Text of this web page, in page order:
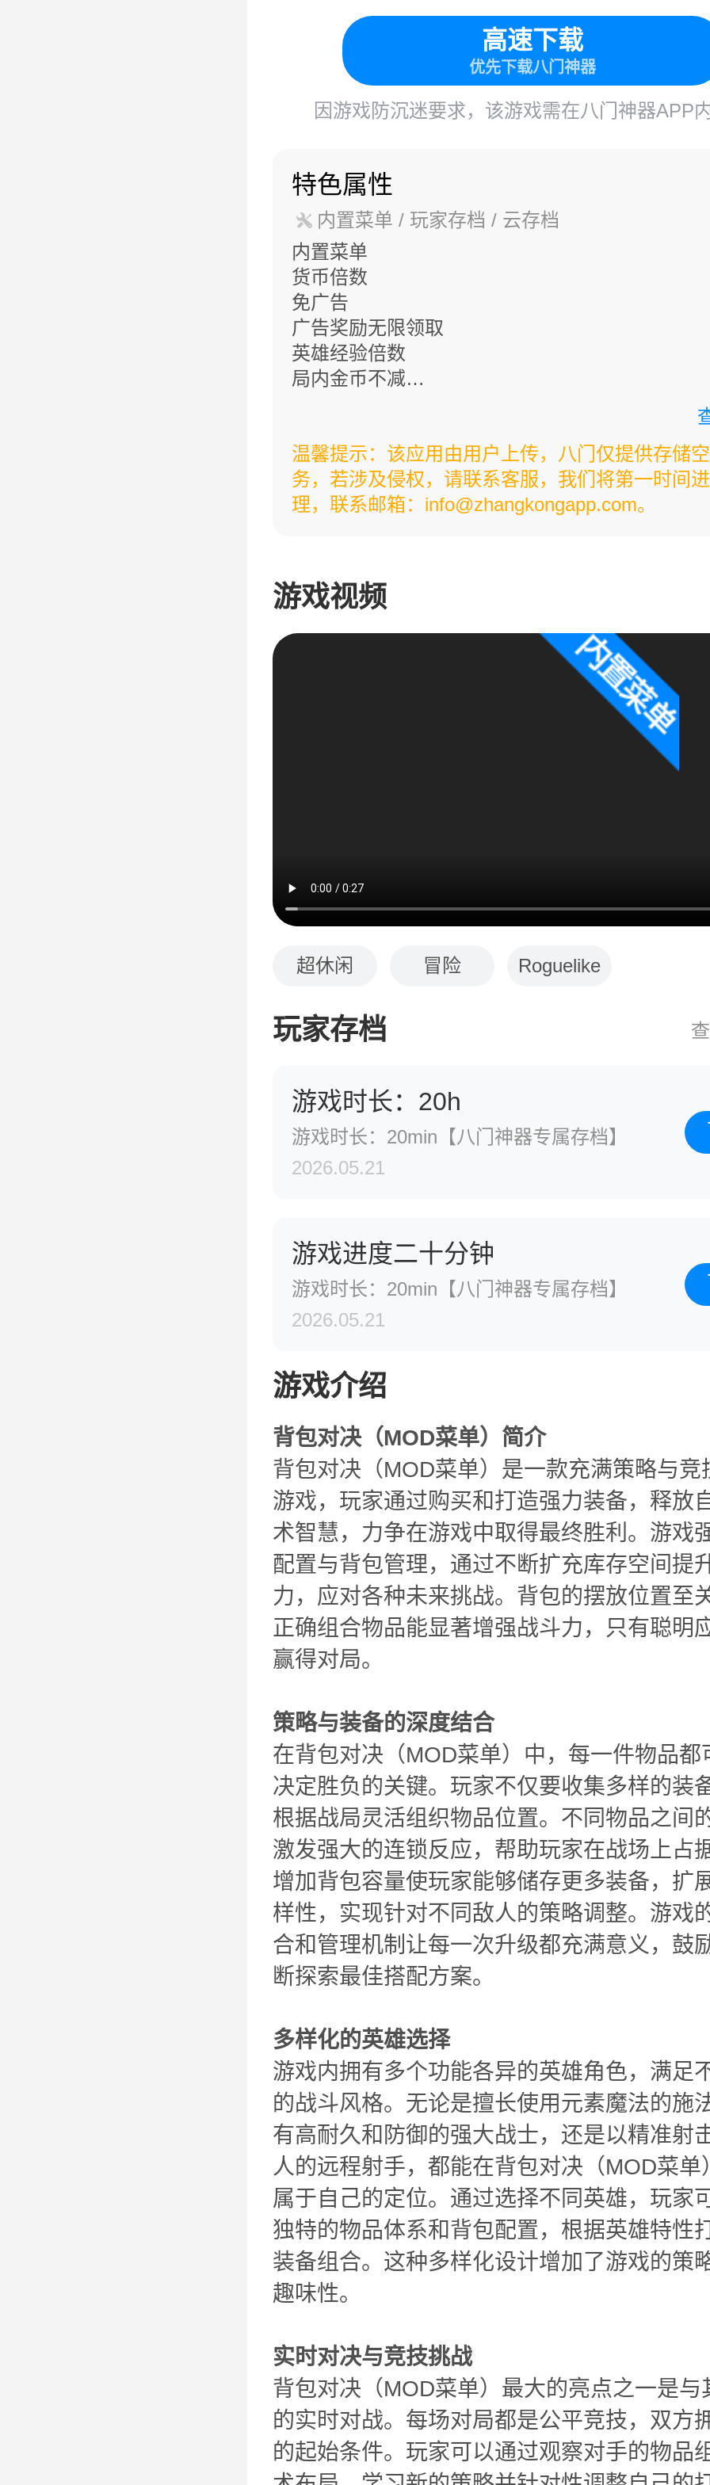
高速下载
优先下载八门神器
因游戏防沉迷要求，该游戏需在八门神器APP
特色属性
内置菜单 / 玩家存档 / 云存档
内置菜单
货币倍数
免广告
广告奖励无限领取
英雄经验倍数
局内金币不减
注意：调货币倍数不会立刻获得宝石，而是在获
数量翻倍！主界面右上角每日奖杯领取1宝石，金
物品旋转方法：一只手拖动物品时另一只手点击
温馨提示：该应用由用户上传，八门仅提供存储
务，若涉及侵权，请联系客服，我们将第一时间
理，联系邮箱：info@zhangkongapp.com。
游戏视频
超休闲 冒险 Roguelike
玩家存档
游戏时长：20h
游戏时长：20min【八门神器专属存档】
2026.05.21
游戏进度二十分钟
游戏时长：20min【八门神器专属存档】
2026.05.21
游戏介绍
背包对决（MOD菜单）简介
背包对决（MOD菜单）是一款充满策略与竞
游戏，玩家通过购买和打造强力装备，释放
术智慧，力争在游戏中取得最终胜利。游戏
配置与背包管理，通过不断扩充库存空间提
力，应对各种未来挑战。背包的摆放位置至
正确组合物品能显著增强战斗力，只有聪明
赢得对局。
策略与装备的深度结合
在背包对决（MOD菜单）中，每一件物品都
决定胜负的关键。玩家不仅要收集多样的装
根据战局灵活组织物品位置。不同物品之间
激发强大的连锁反应，帮助玩家在战场上占
增加背包容量使玩家能够储存更多装备，扩
样性，实现针对不同敌人的策略调整。游戏
合和管理机制让每一次升级都充满意义，鼓
断探索最佳搭配方案。
多样化的英雄选择
游戏内拥有多个功能各异的英雄角色，满足
的战斗风格。无论是擅长使用元素魔法的施
有高耐久和防御的强大战士，还是以精准射
人的远程射手，都能在背包对决（MOD菜单
属于自己的定位。通过选择不同英雄，玩家
独特的物品体系和背包配置，根据英雄特性
装备组合。这种多样化设计增加了游戏的策
趣味性。
实时对决与竞技挑战
背包对决（MOD菜单）最大的亮点之一是与
的实时对战。每场对局都是公平竞技，双方
的起始条件。玩家可以通过观察对手的物品